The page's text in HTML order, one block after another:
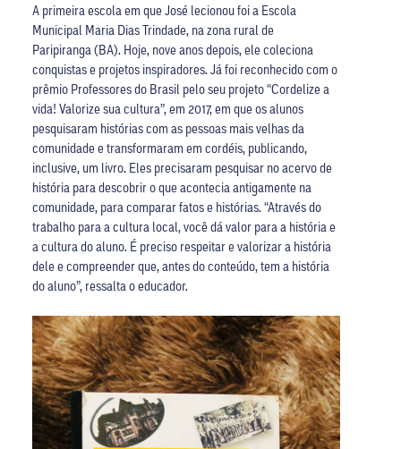
A primeira escola em que José lecionou foi a Escola
Municipal Maria Dias Trindade, na zona rural de
Paripiranga (BA). Hoje, nove anos depois, ele coleciona
conquistas e projetos inspiradores. Já foi reconhecido com o
prêmio Professores do Brasil pelo seu projeto “Cordelize a
vida! Valorize sua cultura”, em 2017, em que os alunos
pesquisaram histórias com as pessoas mais velhas da
comunidade e transformaram em cordéis, publicando,
inclusive, um livro. Eles precisaram pesquisar no acervo de
história para descobrir o que acontecia antigamente na
comunidade, para comparar fatos e histórias. “Através do
trabalho para a cultura local, você dá valor para a história e
a cultura do aluno. É preciso respeitar e valorizar a história
dele e compreender que, antes do conteúdo, tem a história
do aluno”, ressalta o educador.